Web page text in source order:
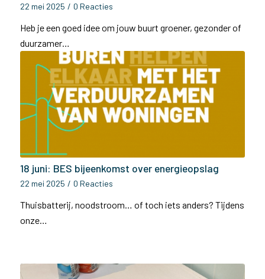
22 mei 2025 / 0 Reacties
Heb je een goed idee om jouw buurt groener, gezonder of
duurzamer…
18 juni: BES bijeenkomst over energieopslag
22 mei 2025 / 0 Reacties
Thuisbatterij, noodstroom… of toch iets anders? Tijdens
onze…